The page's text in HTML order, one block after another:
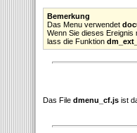
Bemerkung
Das Menu verwendet
Wenn Sie dieses
lass die Funktion
Das File dmenu_cf.js ist